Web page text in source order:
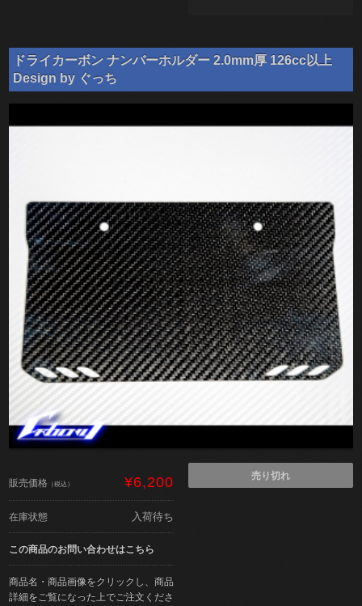
ドライカーボン ナンバーホルダー 2.0mm厚 126cc以上
Design by ぐっち
販売価格 （税込） ¥6,200
在庫状態 入荷待ち
この商品のお問い合わせはこちら
商品名・商品画像をクリックし、商品
詳細をご覧になった上でご注文くださ
売り切れ